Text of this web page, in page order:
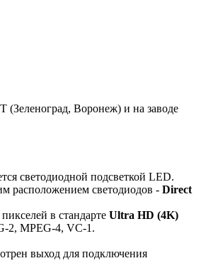
Воронеж) и на заводе
светодиодной подсветкой LED.
расположением светодиодов - Direct
пикселей в стандарте Ultra HD (4K)
2, MPEG-4, VC-1.
выход для подключения